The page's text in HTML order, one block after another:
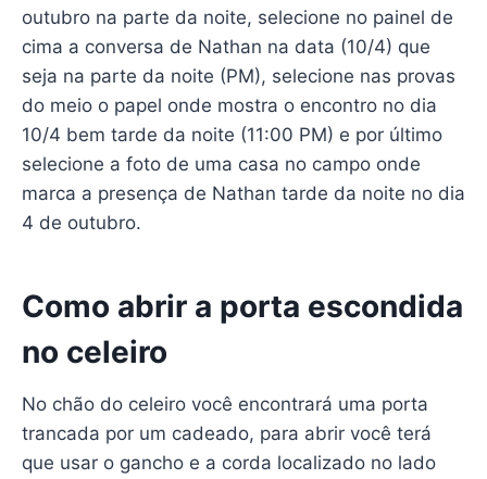
outubro na parte da noite, selecione no painel de
cima a conversa de Nathan na data (10/4) que
seja na parte da noite (PM), selecione nas provas
do meio o papel onde mostra o encontro no dia
10/4 bem tarde da noite (11:00 PM) e por último
selecione a foto de uma casa no campo onde
marca a presença de Nathan tarde da noite no dia
4 de outubro.
Como abrir a porta escondida
no celeiro
No chão do celeiro você encontrará uma porta
trancada por um cadeado, para abrir você terá
que usar o gancho e a corda localizado no lado